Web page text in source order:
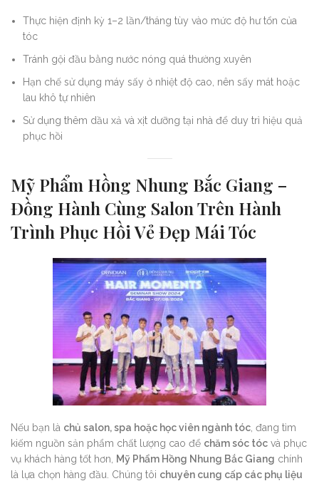
Thực hiện định kỳ 1–2 lần/tháng tùy vào mức độ hư tổn của
tóc
Tránh gội đầu bằng nước nóng quá thường xuyên
Hạn chế sử dụng máy sấy ở nhiệt độ cao, nên sấy mát hoặc
lau khô tự nhiên
Sử dụng thêm dầu xả và xịt dưỡng tại nhà để duy trì hiệu quả
phục hồi
Mỹ Phẩm Hồng Nhung Bắc Giang –
Đồng Hành Cùng Salon Trên Hành
Trình Phục Hồi Vẻ Đẹp Mái Tóc
Nếu bạn là chủ salon, spa hoặc học viên ngành tóc , đang tìm
kiếm nguồn sản phẩm chất lượng cao để chăm sóc tóc và phục
vụ khách hàng tốt hơn,
Mỹ Phẩm Hồng Nhung Bắc Giang chính
là lựa chọn hàng đầu. Chúng tôi chuyên cung cấp các phụ liệu